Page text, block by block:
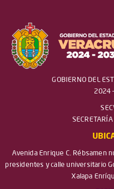
GOBIERNO DEL
2024
Avenida Enrique C. Rébsamen
presidentes y calle universitario
Xalapa